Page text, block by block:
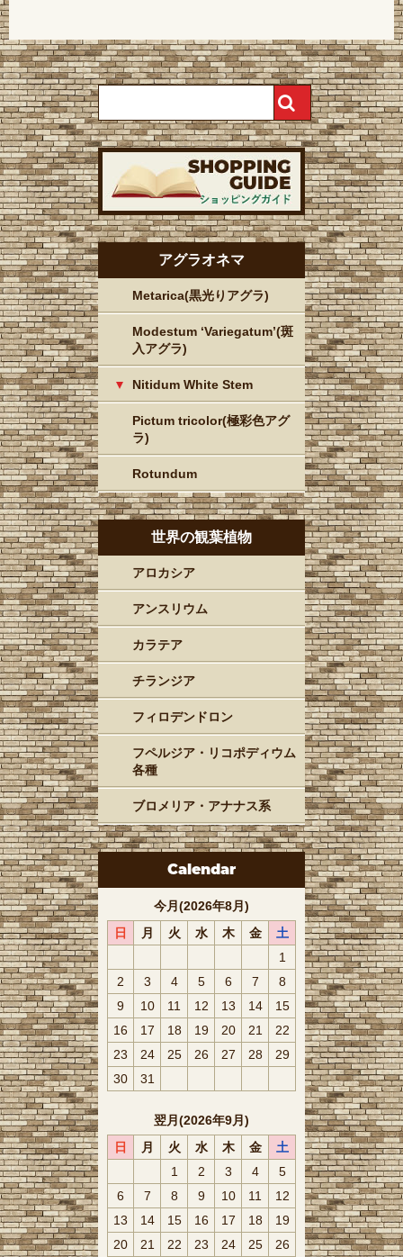
アグラオネマ
Metarica(黒光りアグラ)
Modestum ‘Variegatum’(斑
入アグラ)
Nitidum White Stem
Pictum tricolor(極彩色アグ
ラ)
Rotundum
世界の観葉植物
アロカシア
アンスリウム
カラテア
チランジア
フィロデンドロン
フペルジア・リコポディウム
各種
ブロメリア・アナナス系
Calendar
今月(2026年8月)
日
月 火 水 木 金
土
1
2
3 4 5 6 7
8
9
10 11 12 13 14
15
16
17 18 19 20 21
22
23
24 25 26 27 28
29
30
31
翌月(2026年9月)
日
月 火 水 木 金
土
1
2 3 4
5
6
7 8 9 10 11
12
13
14 15 16 17 18
19
20
21 22 23 24 25 26